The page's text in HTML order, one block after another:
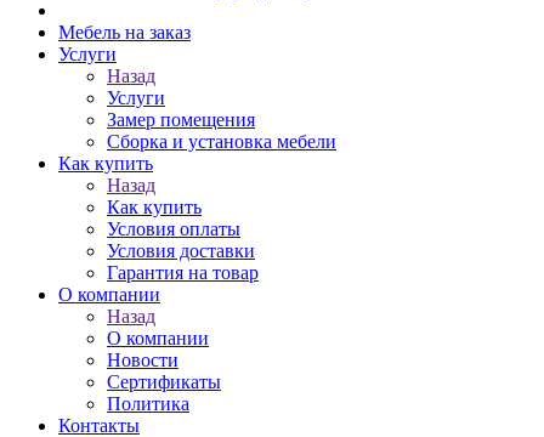
Мебель на заказ
Услуги
Назад
Услуги
Замер помещения
Сборка и установка мебели
Как купить
Назад
Как купить
Условия оплаты
Условия доставки
Гарантия на товар
О компании
Назад
О компании
Новости
Сертификаты
Политика
Контакты